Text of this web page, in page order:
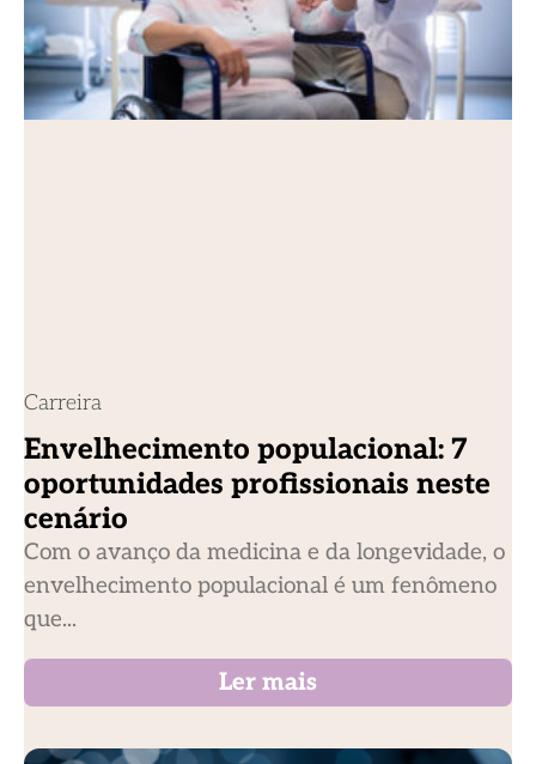
Carreira
Envelhecimento populacional: 7
oportunidades profissionais neste
cenário
Com o avanço da medicina e da longevidade, o
envelhecimento populacional é um fenômeno
que...
Ler mais